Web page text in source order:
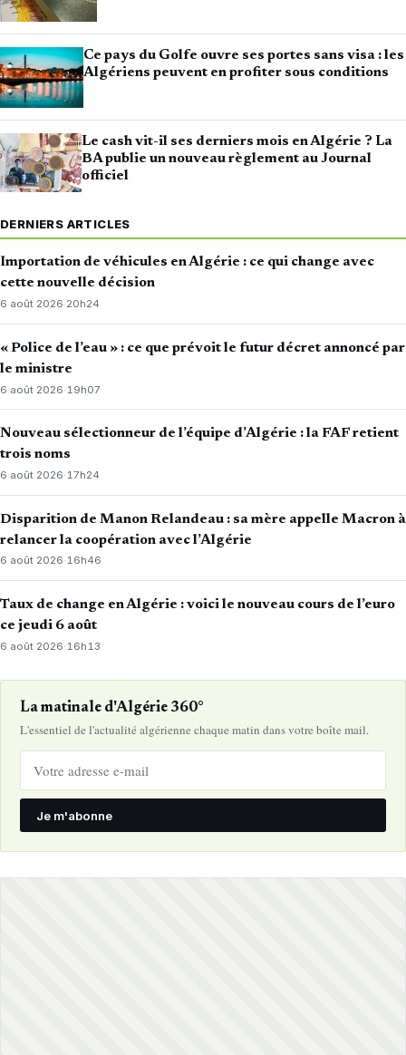
Ce pays du Golfe ouvre ses portes sans visa : les
Algériens peuvent en profiter sous conditions
Le cash vit-il ses derniers mois en Algérie ? La
BA publie un nouveau règlement au Journal
officiel
DERNIERS ARTICLES
Importation de véhicules en Algérie : ce qui change avec
cette nouvelle décision
6 août 2026·20h24
« Police de l’eau » : ce que prévoit le futur décret annoncé par
le ministre
6 août 2026· 19h07
Nouveau sélectionneur de l’équipe d’Algérie : la FAF retient
trois noms
6 août 2026·17h24
Disparition de Manon Relandeau : sa mère appelle Macron à
relancer la coopération avec l’Algérie
6 août 2026·16h46
Taux de change en Algérie : voici le nouveau cours de l’euro
ce jeudi 6 août
6 août 2026· 16h13
La matinale d'Algérie 360°
L'essentiel de l'actualité algérienne chaque matin dans votre boîte mail.
Je m'abonne